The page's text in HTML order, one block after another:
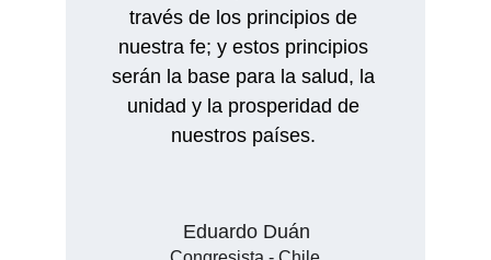
través de los principios de
nuestra fe; y estos principios
serán la base para la salud, la
unidad y la prosperidad de
nuestros países.
Eduardo Duán